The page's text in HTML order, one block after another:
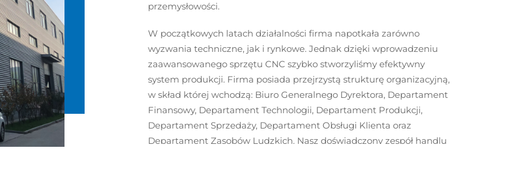
przemysłowości.
W początkowych latach działalności firma napotkała zarówno
wyzwania techniczne, jak i rynkowe. Jednak dzięki wprowadzeniu
zaawansowanego sprzętu CNC szybko stworzyliśmy efektywny
system produkcji. Firma posiada przejrzystą strukturę organizacyjną,
w skład której wchodzą: Biuro Generalnego Dyrektora, Departament
Finansowy, Departament Technologii, Departament Produkcji,
Departament Sprzedaży, Departament Obsługi Klienta oraz
Departament Zasobów Ludzkich. Nasz doświadczony zespół handlu